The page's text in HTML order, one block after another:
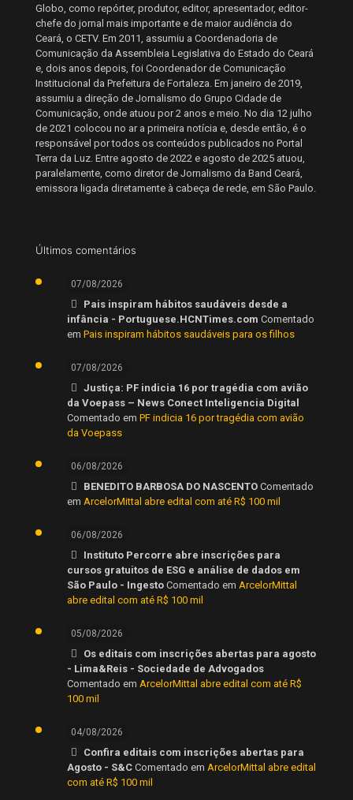
Globo, como repórter, produtor, editor, apresentador, editor-
chefe do jornal mais importante e de maior audiência do
Ceará, o CETV. Em 2011, assumiu a Coordenadoria de
Comunicação da Assembleia Legislativa do Estado do Ceará
e, dois anos depois, foi Coordenador de Comunicação
Institucional da Prefeitura de Fortaleza. Em janeiro de 2019,
assumiu a direção de Jornalismo do Grupo Cidade de
Comunicação, onde atuou por 2 anos e meio. No dia 12 julho
de 2021 colocou no ar a primeira notícia e, desde então, é o
responsável por todos os conteúdos publicados no Portal
Terra da Luz. Entre agosto de 2022 e agosto de 2025 atuou,
paralelamente, como diretor de Jornalismo da Band Ceará,
emissora ligada diretamente à cabeça de rede, em São Paulo.
Últimos comentários
07/08/2026
Pais inspiram hábitos saudáveis desde a
infância - Portuguese.HCNTimes.com Comentado
em Pais inspiram hábitos saudáveis para os filhos
07/08/2026
Justiça: PF indicia 16 por tragédia com avião
da Voepass – News Conect Inteligencia Digital
Comentado em PF indicia 16 por tragédia com avião
da Voepass
06/08/2026
BENEDITO BARBOSA DO NASCENTO Comentado
em ArcelorMittal abre edital com até R$ 100 mil
06/08/2026
Instituto Percorre abre inscrições para
cursos gratuitos de ESG e análise de dados em
São Paulo - Ingesto Comentado em ArcelorMittal
abre edital com até R$ 100 mil
05/08/2026
Os editais com inscrições abertas para agosto
- Lima&Reis - Sociedade de Advogados
Comentado em ArcelorMittal abre edital com até R$
100 mil
04/08/2026
Confira editais com inscrições abertas para
Agosto - S&C Comentado em ArcelorMittal abre edital
com até R$ 100 mil